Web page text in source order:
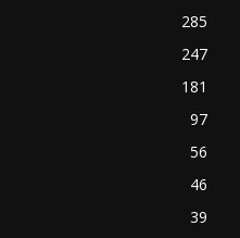
285
247
181
97
56
46
39